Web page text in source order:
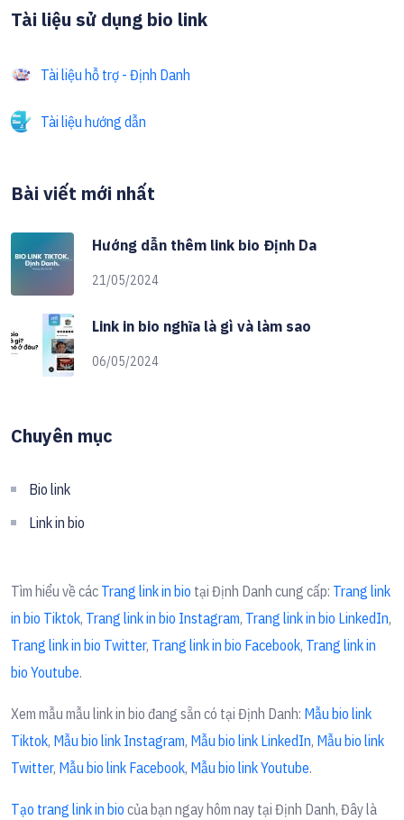
Tài liệu sử dụng bio link
Tài liệu hỗ trợ - Định Danh
Tài liệu hướng dẫn
Bài viết mới nhất
Hướng dẫn thêm link bio Định Da
21/05/2024
Link in bio nghĩa là gì và làm sao
06/05/2024
Chuyên mục
Bio link
Link in bio
Tìm hiểu về các Trang link in bio tại Định Danh cung cấp: Trang link
in bio Tiktok, Trang link in bio Instagram, Trang link in bio LinkedIn,
Trang link in bio Twitter, Trang link in bio Facebook, Trang link in
bio Youtube.
Xem mẫu mẫu link in bio đang sẵn có tại Định Danh: Mẫu bio link
Tiktok, Mẫu bio link Instagram, Mẫu bio link LinkedIn, Mẫu bio link
Twitter, Mẫu bio link Facebook, Mẫu bio link Youtube.
Tạo trang link in bio của bạn ngay hôm nay tại Định Danh, Đây là